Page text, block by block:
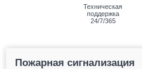
Техническая
поддержка
24/7/365
Пожарная сигнализация